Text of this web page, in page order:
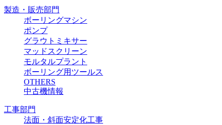
製造・販売部門
ボーリングマシン
ポンプ
グラウトミキサー
マッドスクリーン
モルタルプラント
ボーリング用ツールス
OTHERS
中古機情報
工事部門
法面・斜面安定化工事